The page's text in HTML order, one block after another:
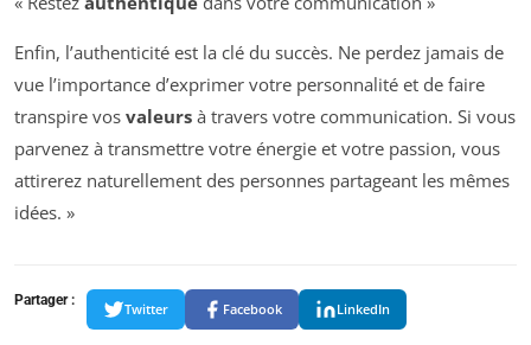
Enfin, l’authenticité est la clé du succès. Ne perdez jamais de
vue l’importance d’exprimer votre personnalité et de faire
transpire vos valeurs à travers votre communication. Si vous
parvenez à transmettre votre énergie et votre passion, vous
attirerez naturellement des personnes partageant les mêmes
idées. »
Partager :
Twitter Facebook LinkedIn